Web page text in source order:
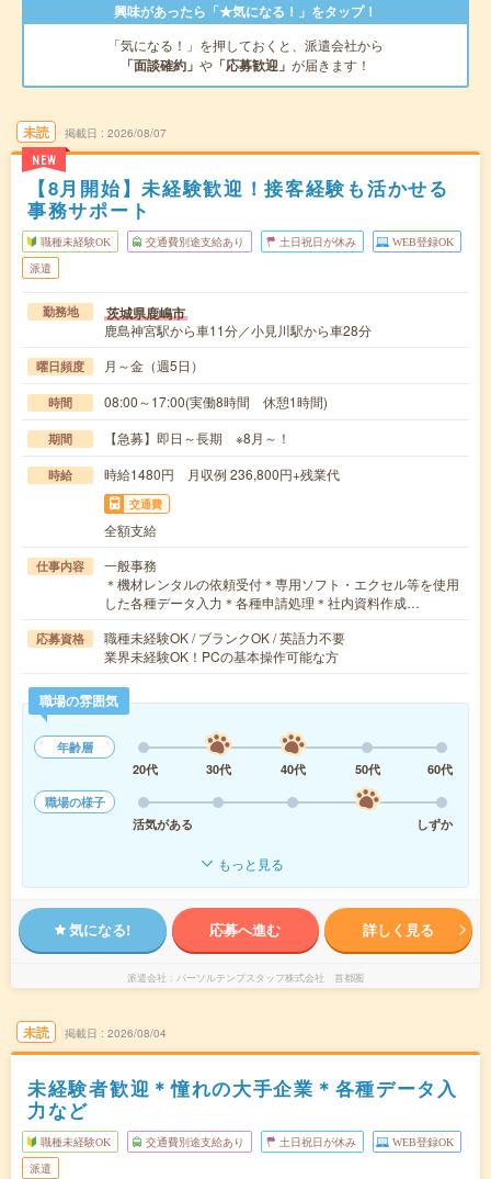
興味があったら「★気になる！」をタップ！
「気になる！」を押しておくと、派遣会社から
「面談確約」 や 「応募歓迎」 が届きます！
未読
NEW
掲載日 2026/08/07
【8月開始】未経験歓迎！接客経験も活かせる
事務サポート
職種未経験OK 交通費別途支給あり 土日祝日が休み WEB登録OK
派遣
勤務地 茨城県鹿嶋市
鹿島神宮駅から車11分／小見川駅から車28分
曜日頻度 月～金（週5日）
時間 08:00～17:00(実働8時間 休憩1時間)
期間 【急募】即日～長期 ※8月～！
時給 時給1480円 月収例 236,800円+残業代
交通費
全額支給
仕事内容
一般事務
＊機材レンタルの依頼受付＊専用ソフト・エクセル等を使用
した各種データ入力＊各種申請処理＊社内資料作成…
応募資格
職種未経験OK / ブランクOK / 英語力不要
業界未経験OK！PCの基本操作可能な方
職場の雰囲気
年齢層
20代
30代 40代 50代
60代
職場の様子
活気がある
しずか
もっと見る
気になる! 応募へ進む 詳しく見る
派遣会社 パーソルテンプスタッフ株式会社 首都圏
未読 掲載日 2026/08/04
未経験者歓迎＊憧れの大手企業＊各種データ入
力など
職種未経験OK 交通費別途支給あり 土日祝日が休み WEB登録OK
派遣